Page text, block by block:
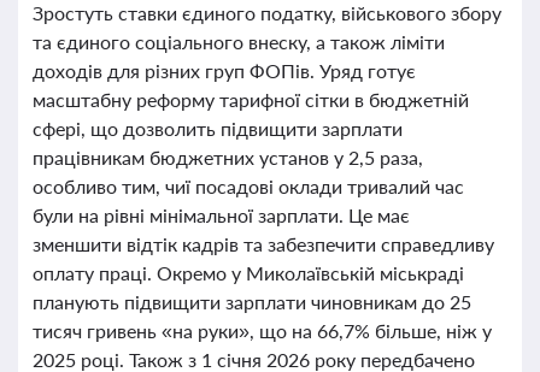
Зростуть ставки єдиного податку, військового збору
та єдиного соціального внеску, а також ліміти
доходів для різних груп ФОПів. Уряд готує
масштабну реформу тарифної сітки в бюджетній
сфері, що дозволить підвищити зарплати
працівникам бюджетних установ у 2,5 раза,
особливо тим, чиї посадові оклади тривалий час
були на рівні мінімальної зарплати. Це має
зменшити відтік кадрів та забезпечити справедливу
оплату праці. Окремо у Миколаївській міськраді
планують підвищити зарплати чиновникам до 25
тисяч гривень «на руки», що на 66,7% більше, ніж у
2025 році. Також з 1 січня 2026 року передбачено